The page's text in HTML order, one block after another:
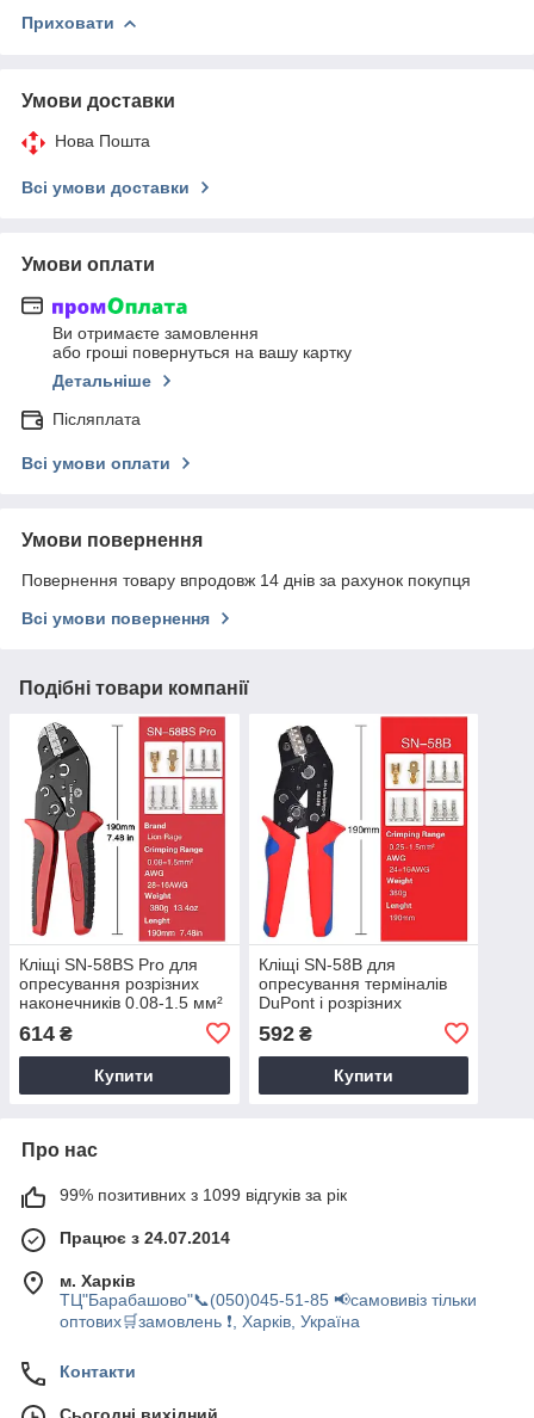
Приховати
Умови доставки
Нова Пошта
Всі умови доставки
Умови оплати
Ви отримаєте замовлення
або гроші повернуться на вашу картку
Детальніше
Післяплата
Всі умови оплати
Умови повернення
Повернення товару впродовж 14 днів за рахунок покупця
Всі умови повернення
Подібні товари компанії
Кліщі SN-58BS Pro для
опресування розрізних
наконечників 0.08-1.5 мм²
614 ₴
Купити
Кліщі SN-58B для
опресування терміналів
DuPont і розрізних
наконечників 0.25-1.5 мм²
24-16AWG
592₴
Купити
Про нас
99% позитивних з 1099 відгуків за рік
Працює з 24.07.2014
м. Харків
ТЦ"Барабашово"📞(050)045-51-85 📢самовивіз тільки
оптових🛒замовлень ❗, Харків, Україна
Контакти